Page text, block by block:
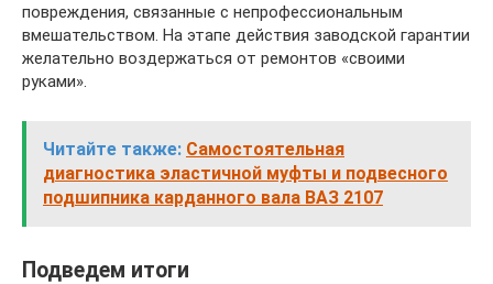
повреждения, связанные с непрофессиональным
вмешательством. На этапе действия заводской гарантии
желательно воздержаться от ремонтов «своими
руками».
Читайте также: Самостоятельная
диагностика эластичной муфты и подвесного
подшипника карданного вала ВАЗ 2107
Подведем итоги